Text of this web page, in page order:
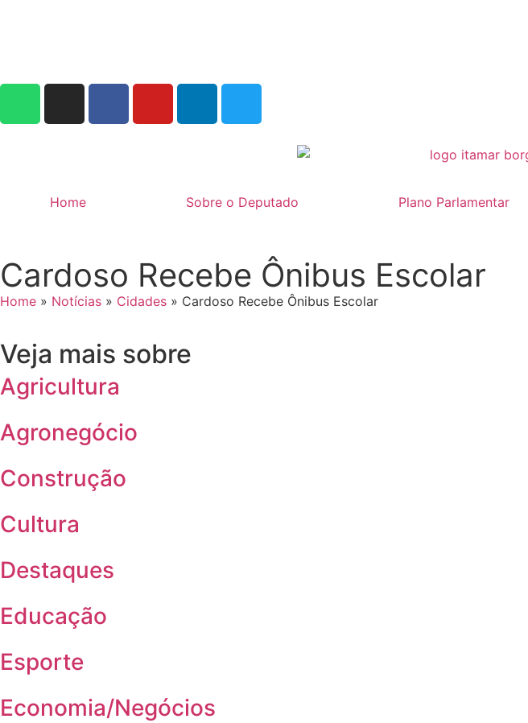
Home Sobre o Deputado Plano Parlamentar
Cardoso Recebe Ônibus Escolar
Home » Notícias » Cidades » Cardoso Recebe Ônibus Escolar
Veja mais sobre
Agricultura
Agronegócio
Construção
Cultura
Destaques
Educação
Esporte
Economia/Negócios